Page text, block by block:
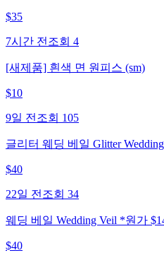
$35
7시간 전 조회 4
[새제품] 흰색 면 원피스 (sm)
$10
9일 전 조회 105
글리터 웨딩 베일 Glitter
$40
22일 전 조회 34
웨딩 베일 Wedding Veil *원가
$40